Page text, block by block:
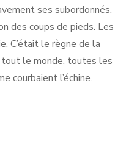
ses subordonnés.
des coups de pieds. Les
C’était le règne de la
le monde, toutes les
courbaient l’échine.